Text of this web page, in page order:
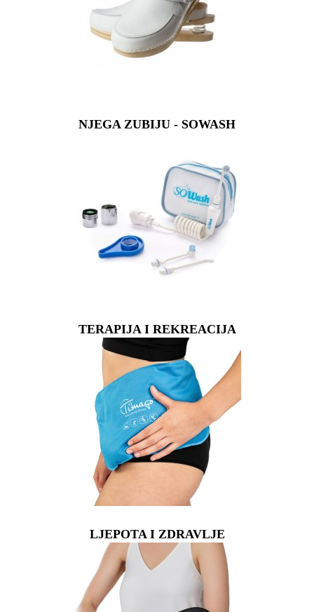
NJEGA ZUBIJU - SOWASH
TERAPIJA I REKREACIJA
LJEPOTA I ZDRAVLJE